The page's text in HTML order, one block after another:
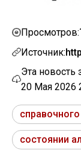
Просмотров:
Источник:
Эта новость
20 Мая 2026
состоянии